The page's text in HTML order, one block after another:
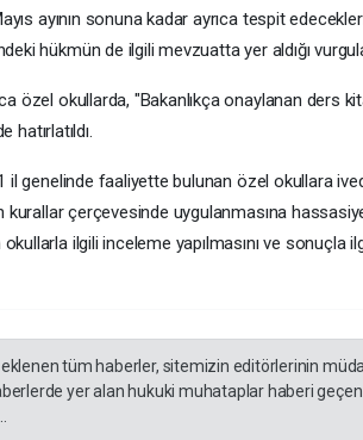
ayının sonuna kadar ayrıca tespit
hükmün de ilgili mevzuatta yer aldığı
özel okullarda, "Bakanlıkça onaylanan ders
hatırlatıldı.
il genelinde faaliyette bulunan özel okullara
kurallar çerçevesinde uygulanmasına
ilgili inceleme yapılmasını ve sonuçla
tüm haberler, sitemizin editörlerinin
yer alan hukuki muhataplar haberi